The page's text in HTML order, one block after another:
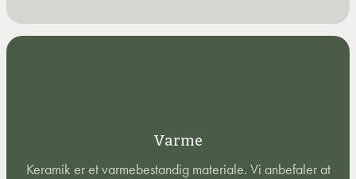
Varme
Keramik er et varmebestandig materiale. Vi anbefaler at